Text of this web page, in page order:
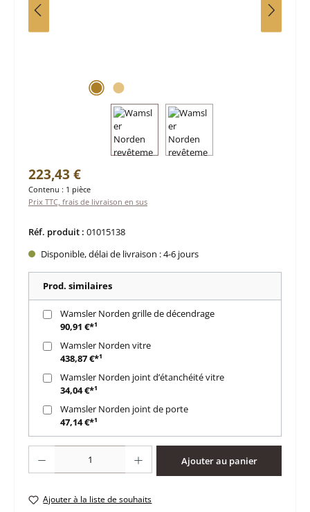
Prix régulier :
223,43 €
Contenu : 1 pièce
Prix TTC, frais de livraison en sus
Réf. produit : 01015138
Disponible, délai de livraison : 4-6 jours
Prod. similaires
Wamsler Norden grille de décendrage
90,91 €*¹
Wamsler Norden vitre
438,87 €*¹
Wamsler Norden joint d’étanchéité vitre
34,04 €*¹
Wamsler Norden joint de porte
47,14 €*¹
Ajouter au panier
Ajouter à la liste de souhaits